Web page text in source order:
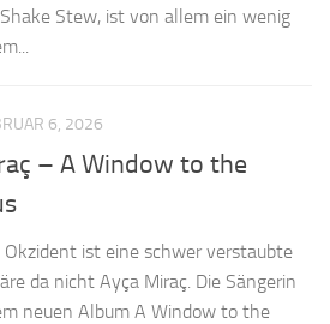
Stew, ist von allem ein wenig
6, 2026
– A Window to the
ist eine schwer verstaubte
da nicht Ayça Miraç. Die Sängerin
neuen Album A Window to the